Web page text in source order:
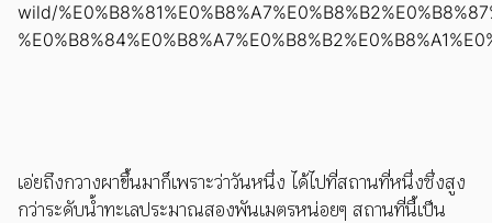
wild/
เอ่ยถึงกวางผาขึ้นมาก็เพราะว่าวันหนึ่ง ได้ไปที่สถานที่หนึ่งซึ่งสูง
กว่าระดับน้ำทะเลประมาณสองพันเมตรหน่อยๆ สถานที่นี้เป็น